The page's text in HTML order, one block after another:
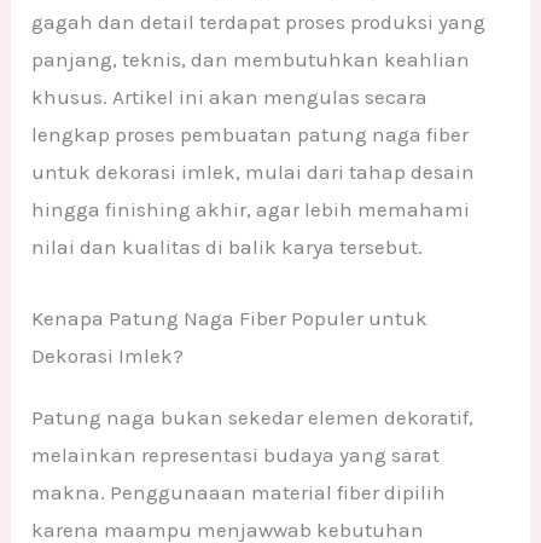
gagah dan detail terdapat proses produksi yang
panjang, teknis, dan membutuhkan keahlian
khusus. Artikel ini akan mengulas secara
lengkap proses pembuatan patung naga fiber
untuk dekorasi imlek, mulai dari tahap desain
hingga finishing akhir, agar lebih memahami
nilai dan kualitas di balik karya tersebut.
Kenapa Patung Naga Fiber Populer untuk
Dekorasi Imlek?
Patung naga bukan sekedar elemen dekoratif,
melainkan representasi budaya yang sarat
makna. Penggunaaan material fiber dipilih
karena maampu menjawwab kebutuhan